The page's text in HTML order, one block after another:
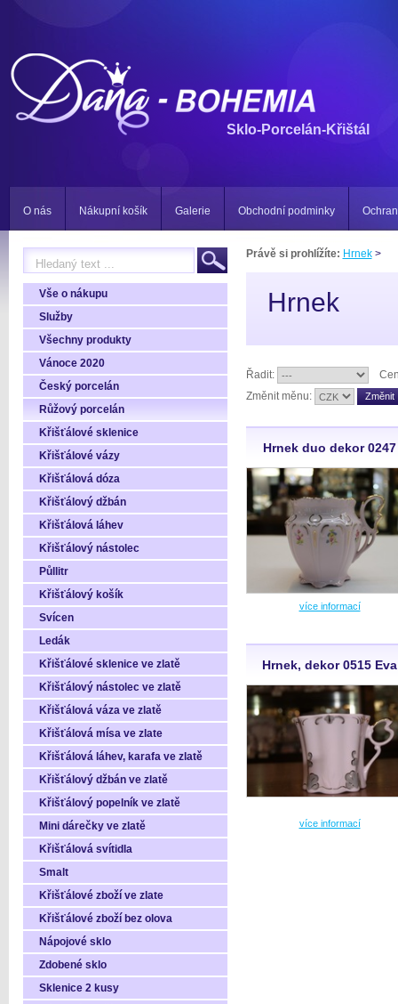
Sklo-Porcelán-Křištál
O nás Nákupní košík Galerie Obchodní podminky
Vše o nákupu
Služby
Všechny produkty
Vánoce 2020
Český porcelán
Růžový porcelán
Křišťálové sklenice
Křišťálové vázy
Křišťálová dóza
Křišťálový džbán
Křišťálová láhev
Křišťálový nástolec
Půllitr
Křišťálový košík
Svícen
Ledák
Křišťálové sklenice ve zlatě
Křišťálový nástolec ve zlatě
Křišťálová váza ve zlatě
Křišťálová mísa ve zlate
Křišťálová láhev, karafa ve zlatě
Křišťálový džbán ve zlatě
Křišťálový popelník ve zlatě
Mini dárečky ve zlatě
Křišťálová svítidla
Smalt
Křišťálové zboží ve zlate
Křišťálové zboží bez olova
Nápojové sklo
Zdobené sklo
Sklenice 2 kusy
Právě si prohlížíte: Hrnek>
Hrnek
Řadit:
Změnit měnu:
Hrnek duo dekor 0247
více informací
Hrnek, dekor 0515 Eva
více informací